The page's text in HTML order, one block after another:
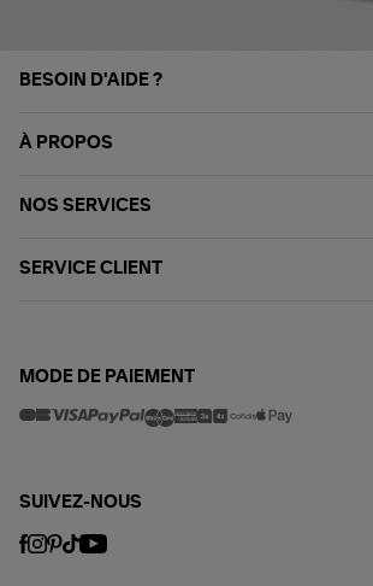
BESOIN D'AIDE ?
À PROPOS
NOS SERVICES
SERVICE CLIENT
MODE DE PAIEMENT
SUIVEZ-NOUS